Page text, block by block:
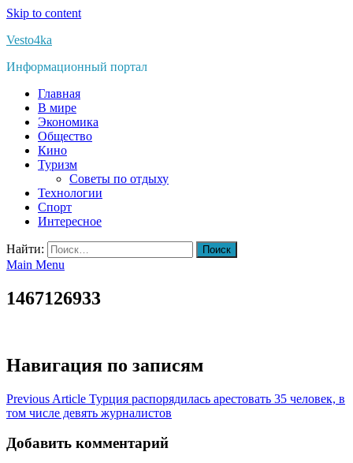
Skip to content
Vesto4ka
Информационный портал
Главная
В мире
Экономика
Общество
Кино
Туризм
Советы по отдыху
Технологии
Спорт
Интересное
Найти:
Main Menu
1467126933
Навигация по записям
Previous Article Турция распорядилась арестовать 35 человек, в
том числе девять журналистов
Добавить комментарий